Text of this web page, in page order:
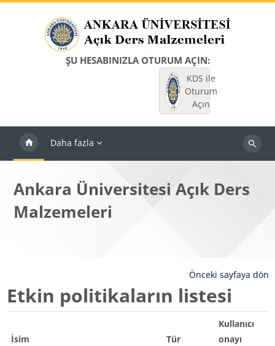
ŞU HESABINIZLA OTURUM AÇIN:
KDS ile
Oturum
Açın
Daha fazla
Dersleri
Ankara Üniversitesi Açık Ders
Malzemeleri
Önceki sayfaya dön
Etkin politikaların listesi
İsim Tür
Kullanıcı
onayı